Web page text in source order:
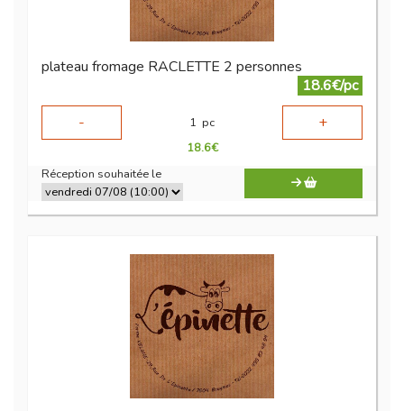
plateau fromage RACLETTE 2 personnes
18.6€/pc
-
1 pc +
18.6€
Réception souhaitée le